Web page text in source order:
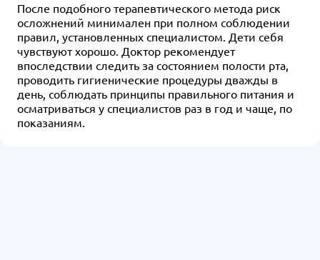
После подобного терапевтического метода риск
осложнений минимален при полном соблюдении
правил, установленных специалистом. Дети себя
чувствуют хорошо. Доктор рекомендует
впоследствии следить за состоянием полости рта,
проводить гигиенические процедуры дважды в
день, соблюдать принципы правильного питания и
осматриваться у специалистов раз в год и чаще, по
показаниям.